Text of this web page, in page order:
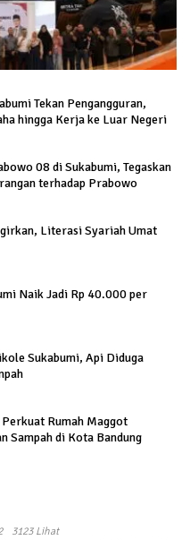
Tekan Pengangguran,
hingga Kerja ke Luar Negeri
08 di Sukabumi, Tegaskan
terhadap Prabowo
Literasi Syariah Umat
Naik Jadi Rp 40.000 per
Sukabumi, Api Diduga
Rumah Maggot
Sampah di Kota Bandung
3123 Lihat